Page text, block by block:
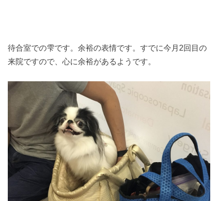
待合室での雫です。余裕の表情です。すでに今月2回目の
来院ですので、心に余裕があるようです。